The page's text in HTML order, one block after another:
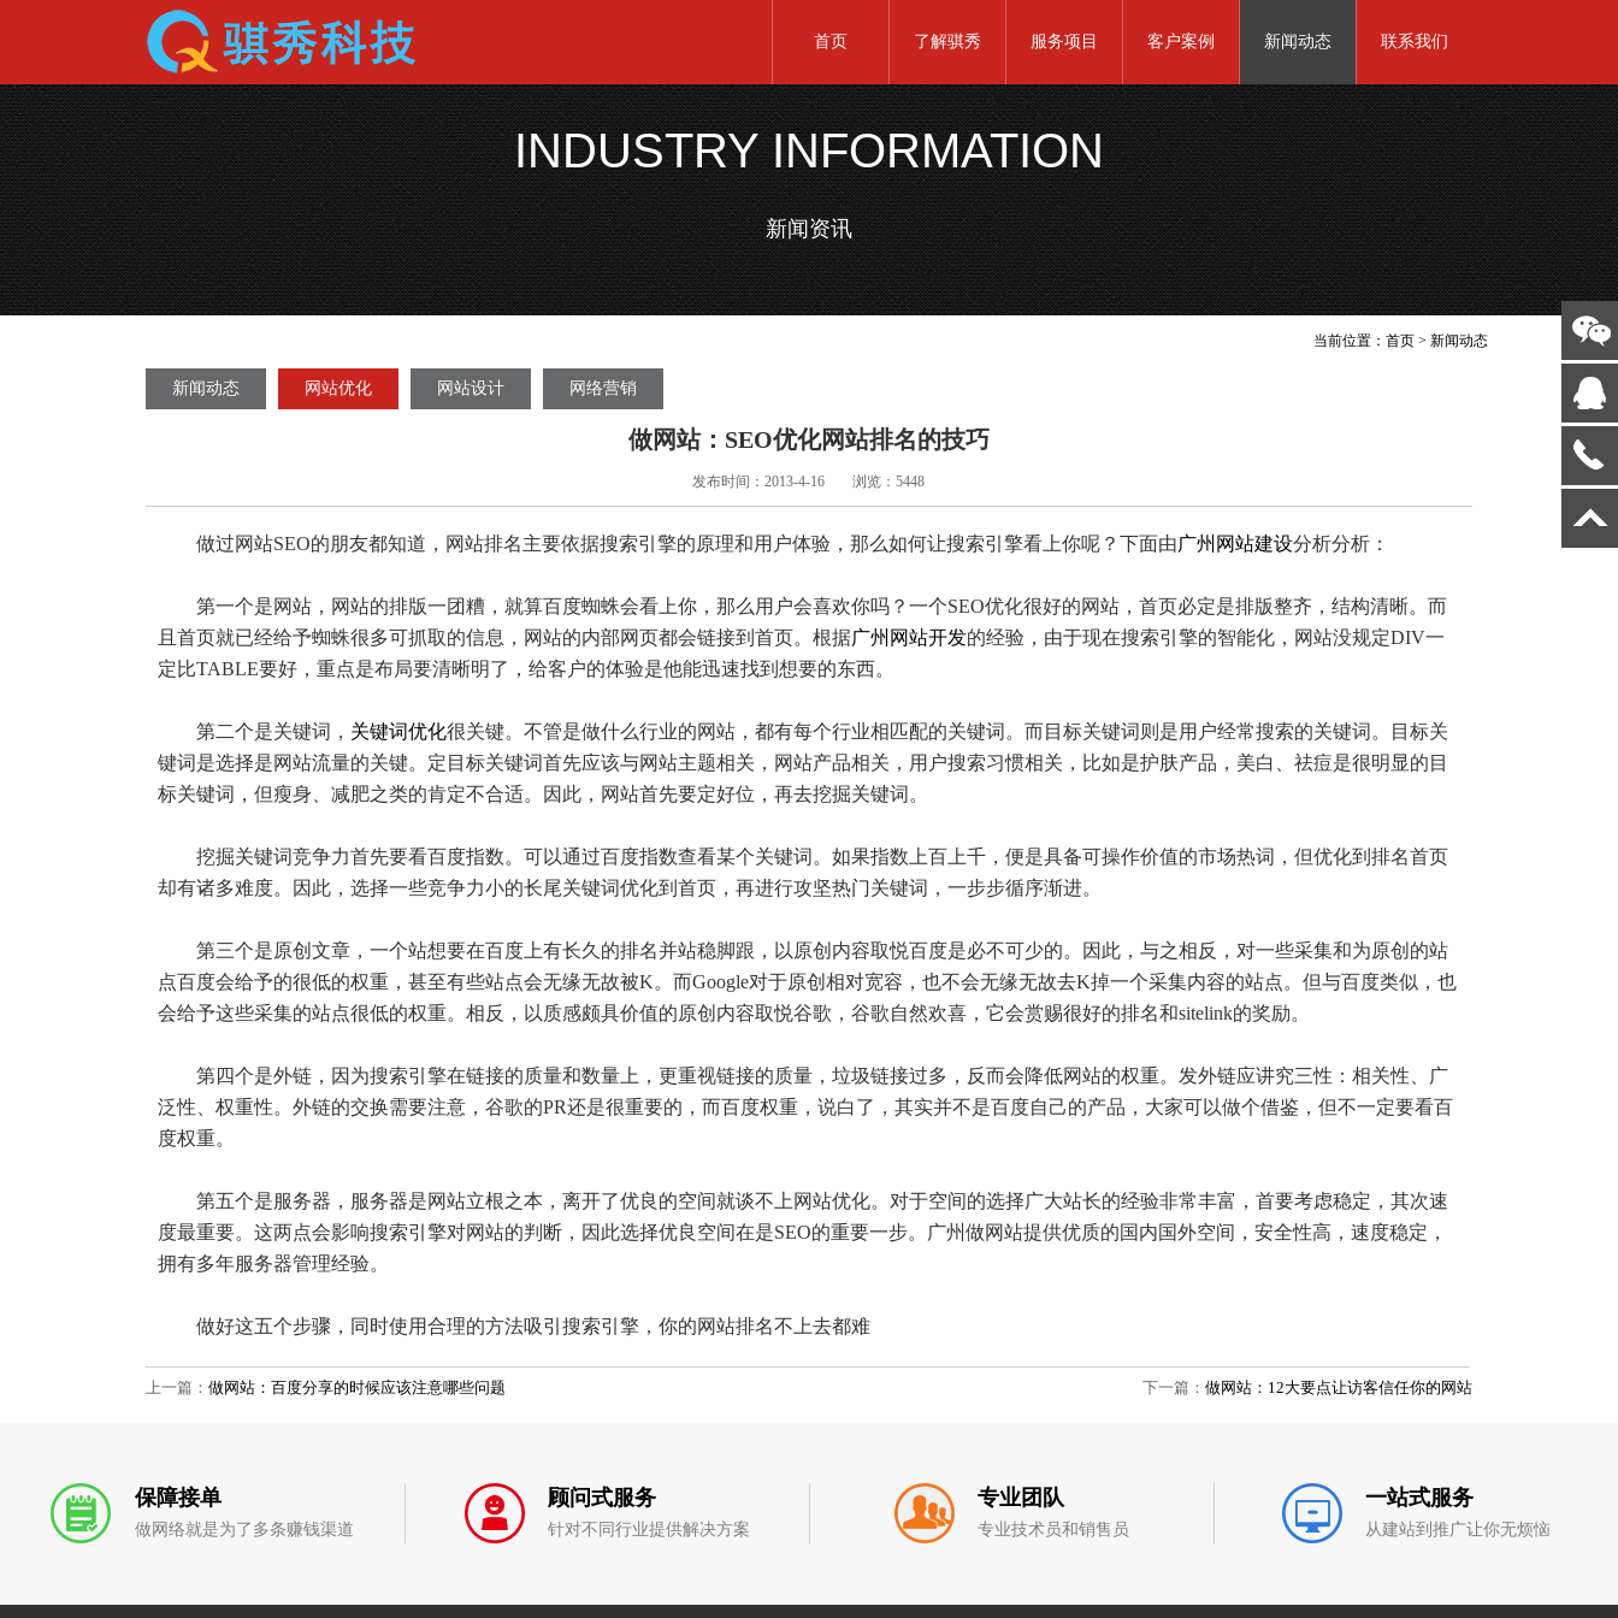
首页 了解骐秀 服务项目 客户案例 新闻动态 联系我们
INDUSTRY INFORMATION
新闻资讯
当前位置：首页 >新闻动态
新闻动态 网站优化 网站设计 网络营销
做网站：SEO优化网站排名的技巧
发布时间：2013-4-16 浏览：5448
做过网站SEO的朋友都知道，网站排名主要依据搜索引擎的原理和用户体验，那么如何让搜索引擎看上你呢？下面由广州网站建设分析分析：
第一个是网站，网站的排版一团糟，就算百度蜘蛛会看上你，那么用户会喜欢你吗？一个SEO优化很好的网站，首页必定是排版整齐，结构清晰。而
且首页就已经给予蜘蛛很多可抓取的信息，网站的内部网页都会链接到首页。根据广州网站开发的经验，由于现在搜索引擎的智能化，网站没规定DIV一
定比TABLE要好，重点是布局要清晰明了，给客户的体验是他能迅速找到想要的东西。
第二个是关键词， 关键词优化很关键。不管是做什么行业的网站，都有每个行业相匹配的关键词。而目标关键词则是用户经常搜索的关键词。目标关
键词是选择是网站流量的关键。定目标关键词首先应该与网站主题相关，网站产品相关，用户搜索习惯相关，比如是护肤产品，美白、祛痘是很明显的目
标关键词，但瘦身、减肥之类的肯定不合适。因此，网站首先要定好位，再去挖掘关键词。
挖掘关键词竞争力首先要看百度指数。可以通过百度指数查看某个关键词。如果指数上百上千，便是具备可操作价值的市场热词，但优化到排名首页
却有诸多难度。因此，选择一些竞争力小的长尾关键词优化到首页，再进行攻坚热门关键词，一步步循序渐进。
第三个是原创文章，一个站想要在百度上有长久的排名并站稳脚跟，以原创内容取悦百度是必不可少的。因此，与之相反，对一些采集和为原创的站
点百度会给予的很低的权重，甚至有些站点会无缘无故被K。而Google对于原创相对宽容，也不会无缘无故去K掉一个采集内容的站点。但与百度类似，也
会给予这些采集的站点很低的权重。相反，以质感颇具价值的原创内容取悦谷歌，谷歌自然欢喜，它会赏赐很好的排名和sitelink的奖励。
第四个是外链，因为搜索引擎在链接的质量和数量上，更重视链接的质量，垃圾链接过多，反而会降低网站的权重。发外链应讲究三性：相关性、广
泛性、权重性。外链的交换需要注意，谷歌的PR还是很重要的，而百度权重，说白了，其实并不是百度自己的产品，大家可以做个借鉴，但不一定要看百
度权重。
第五个是服务器，服务器是网站立根之本，离开了优良的空间就谈不上网站优化。对于空间的选择广大站长的经验非常丰富，首要考虑稳定，其次速
度最重要。这两点会影响搜索引擎对网站的判断，因此选择优良空间在是SEO的重要一步。广州做网站提供优质的国内国外空间，安全性高，速度稳定，
拥有多年服务器管理经验。
做好这五个步骤，同时使用合理的方法吸引搜索引擎，你的网站排名不上去都难
上一篇： 做网站：百度分享的时候应该注意哪些问题 下一篇：做网站：12大要点让访客信任你的网站
保障接单
做网络就是为了多条赚钱渠道
顾问式服务
针对不同行业提供解决方案
专业团队
专业技术员和销售员
一站式服务
从建站到推广让你无烦恼